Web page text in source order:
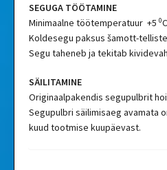
SEGUGA TÖÖTAMINE
Minimaalne töötemperatuur +5 0
Koldesegu paksus šamott-
Segu taheneb ja tekitab
SÄILITAMINE
Originaalpakendis segupulbrit
Segupulbri säilimisaeg avamata
kuud tootmise kuupäevast.